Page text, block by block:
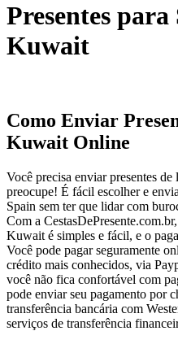
Presentes para
Kuwait
Como Enviar
Kuwait Online
Você precisa enviar presentes
preocupe! É fácil escolher e
Spain sem ter que lidar com
Com a
Kuwait é simples e fácil, e o
Você pode pagar seguramente
crédito mais conhecidos, via
você não fica confortável com
pode enviar seu pagamento por
transferência bancária com
serviços de transferência